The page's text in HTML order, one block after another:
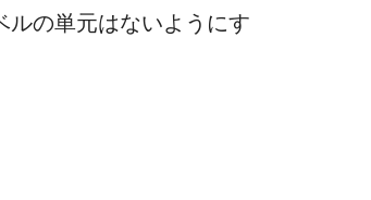
ルの単元はないようにす